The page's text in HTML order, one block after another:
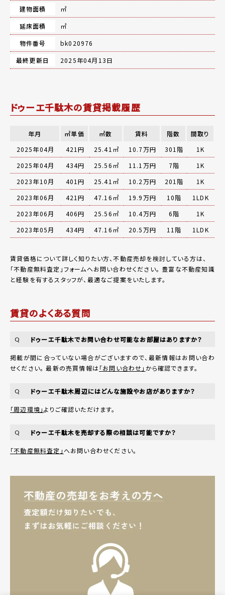
建物面積
㎡
延床面積
㎡
物件番号
bk020976
最終更新日
2025年04月13日
ドゥーエ千駄木の賃貸掲載履歴
年月 ㎡単価 ㎡数 賃料 階数
間取り
2025年04月
421円 25.41㎡ 10.7万円 301階
1K
2025年04月
434円 25.56㎡ 11.1万円 7階
1K
2023年10月
401円 25.41㎡ 10.2万円 201階
1K
2023年06月
421円 47.16㎡ 19.9万円 10階
1LDK
2023年06月
406円 25.56㎡ 10.4万円 6階
1K
2023年05月
434円 47.16㎡ 20.5万円 11階 1LDK
賃貸価格について詳しく知りたい方、不動産売却を検討している方は、
「不動産無料査定 」フォームへお問い合わせください。 豊富な不動産知識
と経験を有するスタッフが、最適なご提案をいたします。
賃貸のよくある質問
Q ドゥーエ千駄木でお問い合わせ可能なお部屋はありますか？
掲載が間に合っていない場合がございますので、最新情報はお問い合わ
せください。 最新の売買情報は「お問い合わせ」 から確認できます。
Q ドゥーエ千駄木周辺にはどんな施設やお店がありますか？
「周辺環境」よりご確認いただけます。
Q ドゥーエ千駄木を売却する際の相談は可能ですか？
「不動産無料査定」へお問い合わせください。